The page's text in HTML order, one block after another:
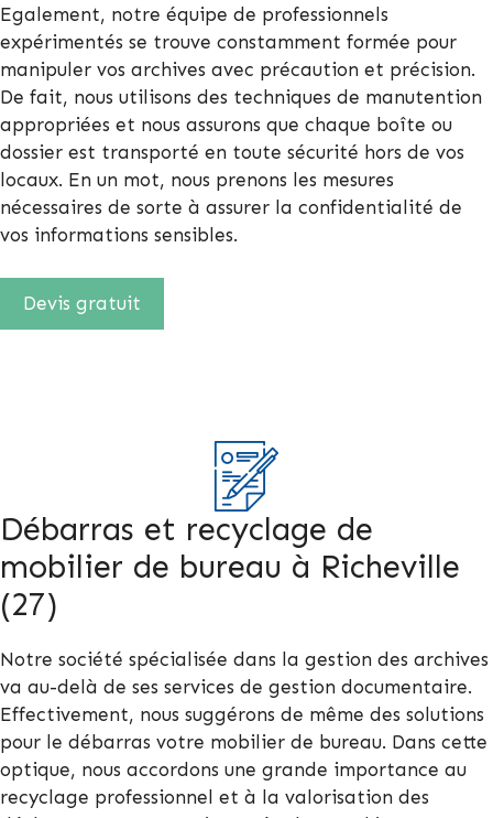
Egalement, notre équipe de professionnels
expérimentés se trouve constamment formée pour
manipuler vos archives avec précaution et précision.
De fait, nous utilisons des techniques de manutention
appropriées et nous assurons que chaque boîte ou
dossier est transporté en toute sécurité hors de vos
locaux. En un mot, nous prenons les mesures
nécessaires de sorte à assurer la confidentialité de
vos informations sensibles.
Devis gratuit
Débarras et recyclage de
mobilier de bureau à Richeville
(27)
Notre société spécialisée dans la gestion des archives
va au-delà de ses services de gestion documentaire.
Effectivement, nous suggérons de même des solutions
pour le débarras votre mobilier de bureau. Dans cette
optique, nous accordons une grande importance au
recyclage professionnel et à la valorisation des